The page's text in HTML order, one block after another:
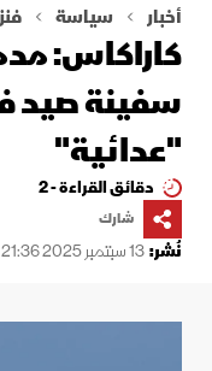
أخبار سياسة
كاراكاس:
سفينة صيد
"عدائية"
دقائق القراءة - 2
شارك
نُشر:13 سبتمبر 2025 21:36